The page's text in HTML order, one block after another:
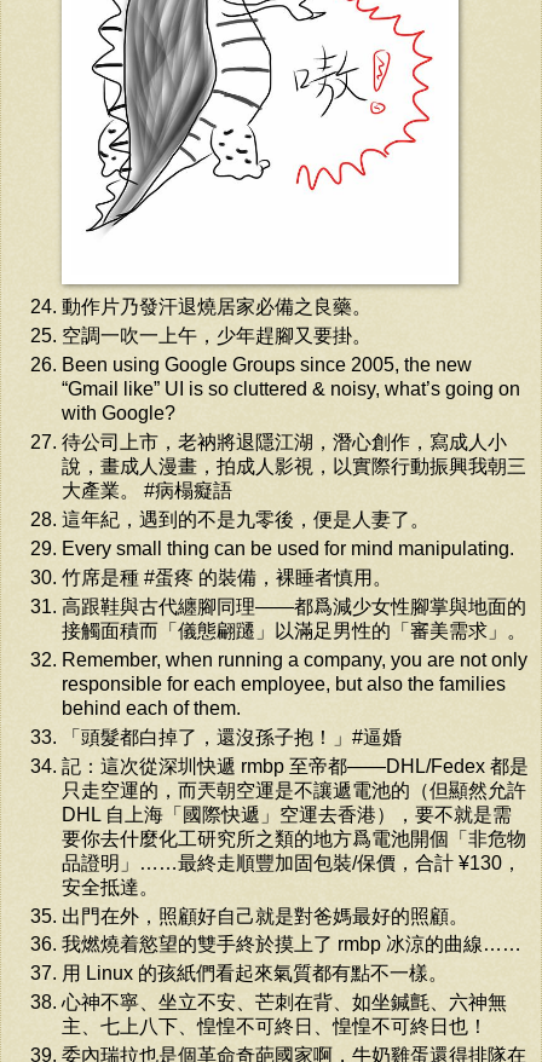
動作片乃發汗退燒居家必備之良藥。
空調一吹一上午，少年趕腳又要掛。
Been using Google Groups since 2005, the new
“Gmail like” UI is so cluttered & noisy, what’s going on
with Google?
待公司上市，老衲將退隱江湖，潛心創作，寫成人小
說，畫成人漫畫，拍成人影視，以實際行動振興我朝三
大產業。 #病榻癡語
這年紀，遇到的不是九零後，便是人妻了。
Every small thing can be used for mind manipulating.
竹席是種 #蛋疼 的裝備，裸睡者慎用。
高跟鞋與古代纏腳同理——都爲減少女性腳掌與地面的
接觸面積而「儀態翩躚」以滿足男性的「審美需求」。
Remember, when running a company, you are not only
responsible for each employee, but also the families
behind each of them.
「頭髮都白掉了，還沒孫子抱！」#逼婚
記：這次從深圳快遞 rmbp 至帝都——DHL/Fedex 都是
只走空運的，而兲朝空運是不讓遞電池的（但顯然允許
DHL 自上海「國際快遞」空運去香港），要不就是需
要你去什麼化工研究所之類的地方爲電池開個「非危物
品證明」……最終走順豐加固包裝/保價，合計 ¥130，
安全抵達。
出門在外，照顧好自己就是對爸媽最好的照顧。
我燃燒着慾望的雙手終於摸上了 rmbp 冰涼的曲線……
用 Linux 的孩紙們看起來氣質都有點不一樣。
心神不寧、坐立不安、芒刺在背、如坐鍼氈、六神無
主、七上八下、惶惶不可終日、惶惶不可終日也！
委內瑞拉也是個革命奇葩國家啊，牛奶雞蛋還得排隊在